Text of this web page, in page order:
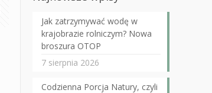
Jak zatrzymywać wodę w
krajobrazie rolniczym? Nowa
broszura OTOP
7 sierpnia 2026
Codzienna Porcja Natury, czyli